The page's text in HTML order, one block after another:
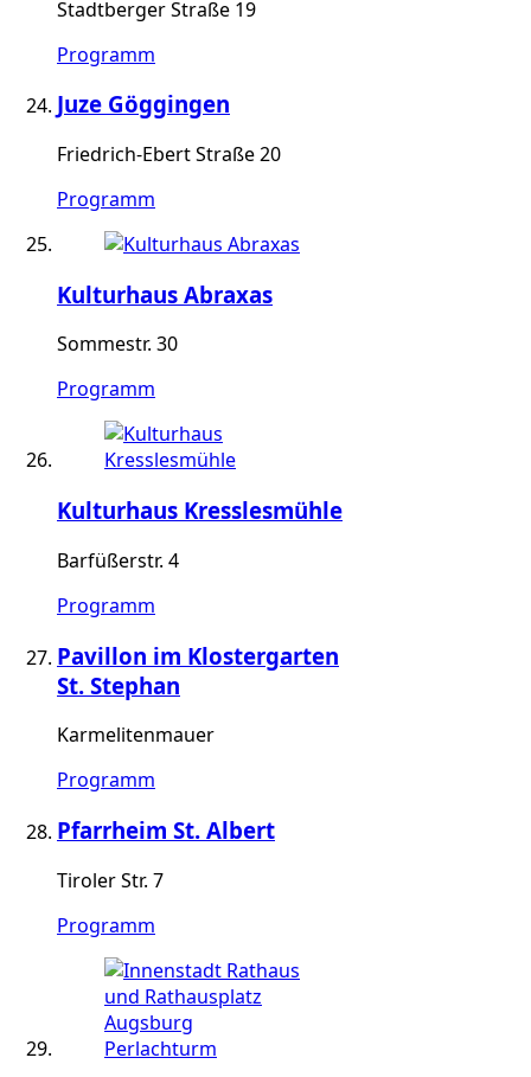
Stadtberger Straße 19
Programm
Juze Göggingen
Friedrich-Ebert Straße 20
Programm
Kulturhaus Abraxas
Sommestr. 30
Programm
Kulturhaus Kresslesmühle
Barfüßerstr. 4
Programm
Pavillon im Klostergarten
St. Stephan
Karmelitenmauer
Programm
Pfarrheim St. Albert
Tiroler Str. 7
Programm